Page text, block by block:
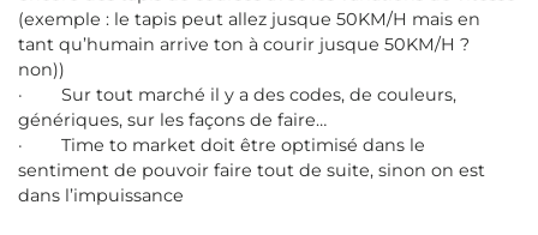
(exemple : le tapis peut allez jusque 50KM/H mais en
tant qu’humain arrive ton à courir jusque 50KM/H ?
non))
· Sur tout marché il y a des codes, de couleurs,
génériques, sur les façons de faire…
· Time to market doit être optimisé dans le
sentiment de pouvoir faire tout de suite, sinon on est
dans l’impuissance